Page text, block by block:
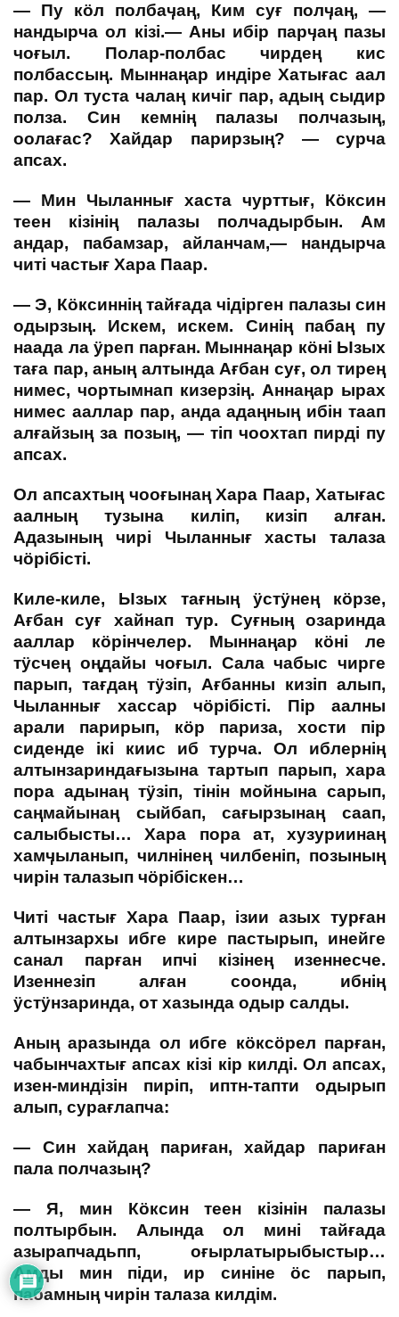
— Пу кӧл полбаӌаң, Ким суғ полӌаң, —
нандырча ол кізі.— Аны ибір парӌаң пазы
чоғыл. Полар-полбас чирдең кис
полбассың. Мыннаңар индіре Хатығас аал
пар. Ол туста чалаң кичіг пар, адың сыдир
полза. Син кемнің палазы полчазың,
оолағас? Хайдар парирзың? — сурча
апсах.
— Мин Чыланнығ хаста чурттығ, Кӧксин
теен кізінің палазы полчадырбын. Ам
андар, пабамзар, айланчам,— нандырча
читі частығ Хара Паар.
— Э, Кӧксиннің тайғада чідірген палазы син
одырзың. Искем, искем. Синің пабаң пу
наада ла ӱреп парған. Мыннаңар кӧні Ызых
таға пар, аның алтында Ағбан суғ, ол тирең
нимес, чортымнап кизерзің. Аннаңар ырах
нимес ааллар пар, анда адаңның ибін таап
алғайзың за позың, — тіп чоохтап пирді пу
апсах.
Ол апсахтың чооғынаң Хара Паар, Хатығас
аалның тузына киліп, кизіп алған.
Адазының чирі Чыланнығ хасты талаза
чӧрібісті.
Киле-киле, Ызых тағның ӱстӱнең кӧрзе,
Ағбан суғ хайнап тур. Суғның озаринда
ааллар кӧрінчелер. Мыннаңар кӧні ле
тӱсчең оңдайы чоғыл. Сала чабыс чирге
парып, тағдаң тӱзіп, Ағбанны кизіп алып,
Чыланнығ хассар чӧрібісті. Пір аалны
арали парирып, кӧр париза, хости пір
сиденде ікі киис иб турча. Ол иблернің
алтынзариндағызына тартып парып, хара
пора адынаң тӱзіп, тінін мойнына сарып,
саңмайынаң сыйбап, сағырзынаң саап,
салыбысты… Хара пора ат, хузуриинаң
хамӌыланып, чилнінең чилбеніп, позының
чирін талазып чӧрібіскен…
Читі частығ Хара Паар, ізии азых турған
алтынзархы ибге кире пастырып, инейге
санал парған ипчі кізінең изеннесче.
Изеннезіп алған соонда, ибнің
ӱстӱнзаринда, от хазында одыр салды.
Аның аразында ол ибге кӧксӧрел парған,
чабынчахтығ апсах кізі кір килді. Ол апсах,
изен-миндізін пиріп, иптн-тапти одырып
алып, сурағлапча:
— Син хайдаң париған, хайдар париған
пала полчазың?
— Я, мин Кӧксин теен кізінін палазы
полтырбын. Алында ол мині тайғада
азырапчадьпп, оғырлатырыбыстыр…
Амды мин піди, ир синіне ӧс парып,
пабамның чирін талаза килдім.